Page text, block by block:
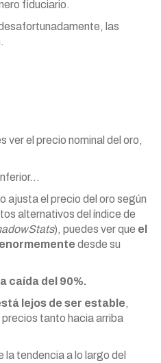
fiduciario.
las
ver el precio nominal del oro,
ajusta el precio del oro según
alternativos del índice de
), puedes ver que el
desde su
caída del 90%.
lejos de ser estable,
tanto hacia arriba
la tendencia a lo largo del